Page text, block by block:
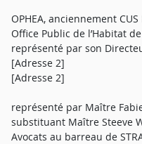
OPHEA, anciennement CUS
Office Public de l’Habitat
représenté par son
[Adresse 2]
[Adresse 2]
représenté par Maître
substituant Maître Steeve
Avocats au barreau de